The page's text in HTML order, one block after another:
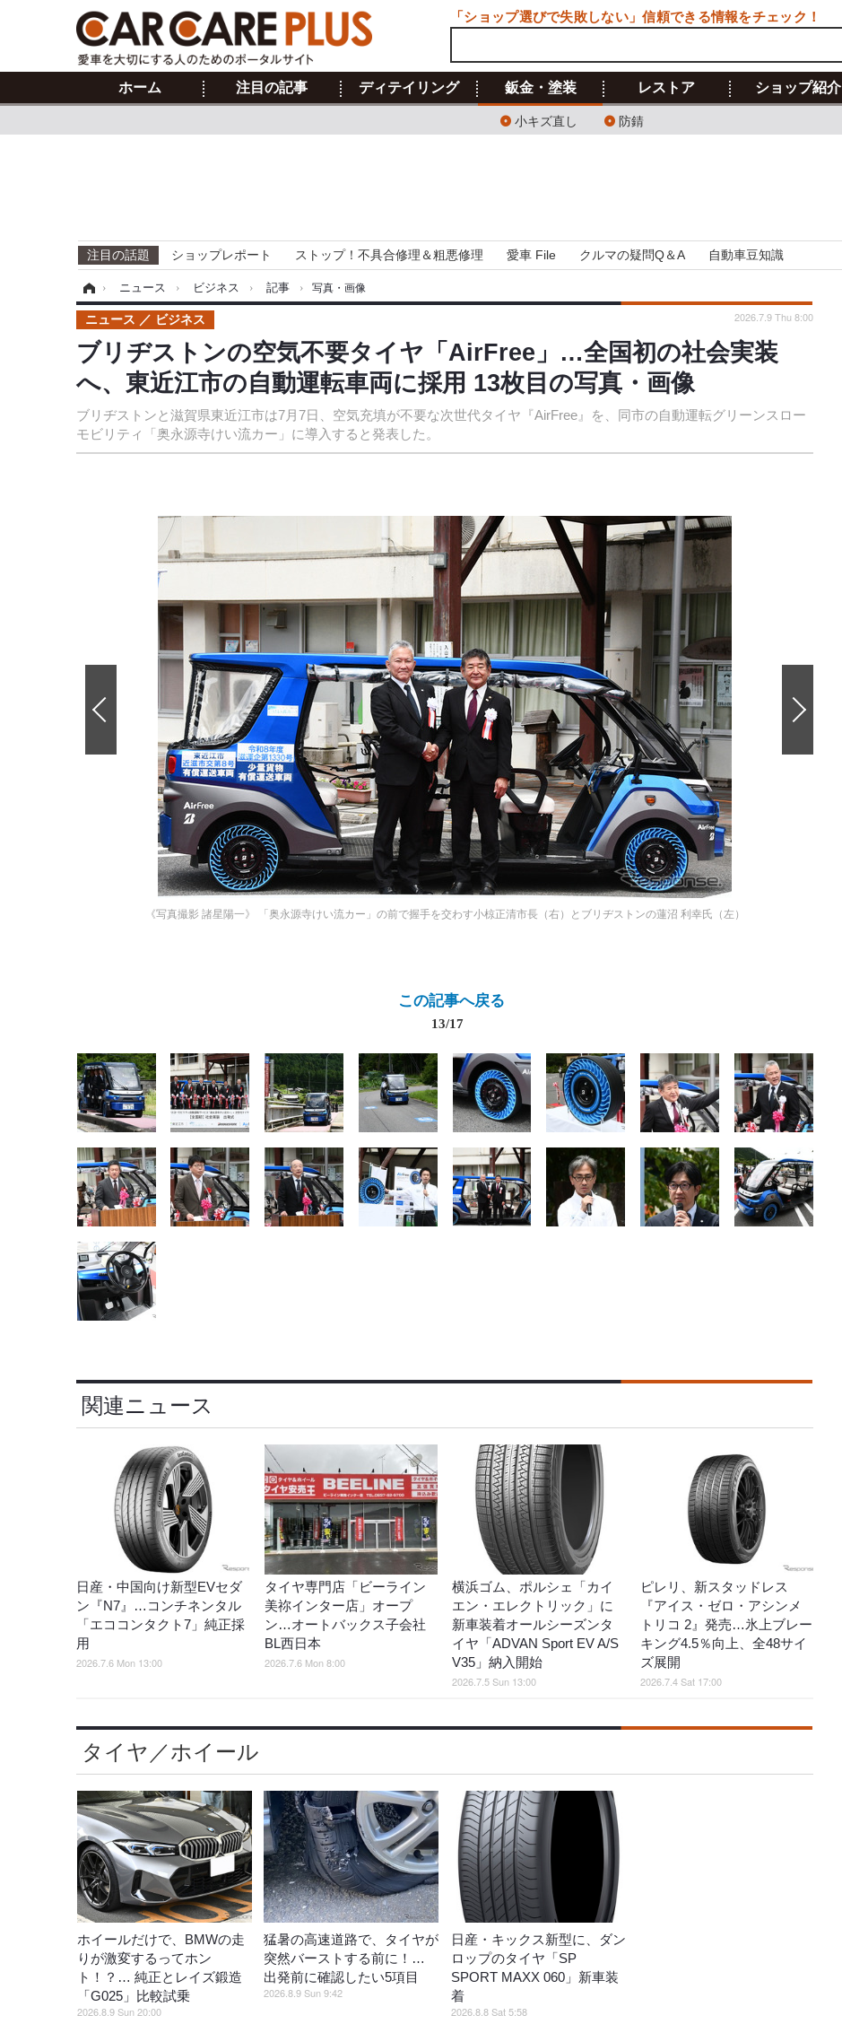
ホーム 注目の記事 ディテイリング 鈑金・塗装
小キズ直し 防錆
レストア ショップ紹介
注目の話題 ショップレポート ストップ！不具合修理＆粗悪修理 愛車 File クルマの疑問Q＆A 自動車豆知識
› ニュース › ビジネス › 記事 › 写真・画像
ブリヂストンの空気不要タイヤ「AirFree」…全国初の社会実装
へ、東近江市の自動運転車両に採用 13枚目の写真・画像
ブリヂストンと滋賀県東近江市は7月7日、空気充填が不要な次世代タイヤ『AirFree』を、同市の自動運転グリーンスロー
モビリティ「奥永源寺けい流カー」に導入すると発表した。
ニュース ビジネス 2026.7.9 Thu 8:00
《写真撮影 諸星陽一》 「奥永源寺けい流カー」の前で握手を交わす小椋正清市長（右）とブリヂストンの蓮沼 利幸氏（左）
この記事へ戻る
13/17
関連ニュース
日産・中国向け新型EVセダ
ン『N7』…コンチネンタル
「エココンタクト7」純正採
用
2026.7.6 Mon 13:00
タイヤ専門店「ビーライン
美祢インター店」オープ
ン…オートバックス子会社
BL西日本
2026.7.6 Mon 8:00
横浜ゴム、ポルシェ「カイ
エン・エレクトリック」に
新車装着オールシーズンタ
イヤ「ADVAN Sport EV A/S
V35」納入開始
2026.7.5 Sun 13:00
ピレリ、新スタッドレス
『アイス・ゼロ・アシンメ
トリコ 2』発売…氷上ブレー
キング4.5％向上、全48サイ
ズ展開
2026.7.4 Sat 17:00
タイヤ／ホイール
ホイールだけで、BMWの走
りが激変するってホン
ト！？… 純正とレイズ鍛造
「G025」比較試乗
2026.8.9 Sun 20:00
猛暑の高速道路で、タイヤが
突然バーストする前に！…
出発前に確認したい5項目
2026.8.9 Sun 9:42
日産・キックス新型に、ダン
ロップのタイヤ「SP
SPORT MAXX 060」新車装
着
2026.8.8 Sat 5:58
「ショップ選びで失敗しない」信頼できる情報をチェック！